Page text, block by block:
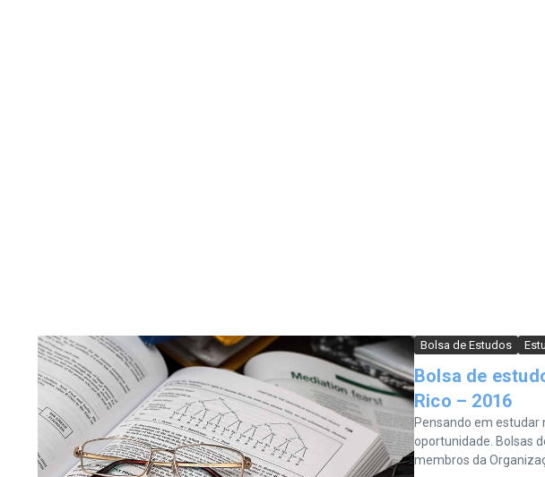
Bolsa de Estudos
Bolsa de
Rico – 2016
Pensando em estudar
oportunidade. Bolsas
membros da